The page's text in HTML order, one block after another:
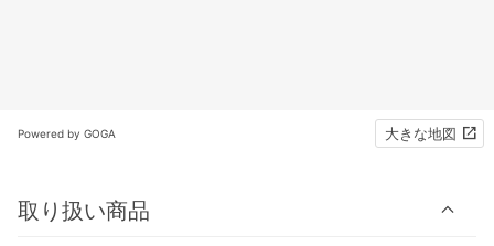
Powered by GOGA 大きな地図
取り扱い商品